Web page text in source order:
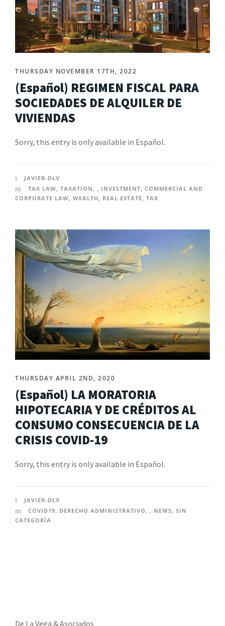
THURSDAY NOVEMBER 17TH, 2022
(Español) REGIMEN FISCAL PARA
SOCIEDADES DE ALQUILER DE
VIVIENDAS
Sorry, this entry is only available in Español.
JAVIER-DLV
TAX LAW, TAXATION , , INVESTMENT, COMMERCIAL AND
CORPORATE LAW, WEALTH, REAL ESTATE, TAX
THURSDAY APRIL 2ND, 2020
(Español) LA MORATORIA
HIPOTECARIA Y DE CRÉDITOS AL
CONSUMO CONSECUENCIA DE LA
CRISIS COVID-19
Sorry, this entry is only available in Español.
JAVIER-DLV
COVID19
DERECHO ADMINISTRATIVO NEWS SIN
CATEGORÍA
De La Vega & Asociados